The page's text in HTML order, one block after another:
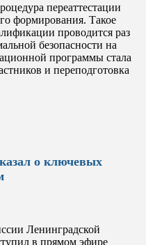
переаттестации
формирования. Такое
проводится раз
безопасности на
программы стала
и переподготовка
о ключевых
Ленинградской
в прямом эфире